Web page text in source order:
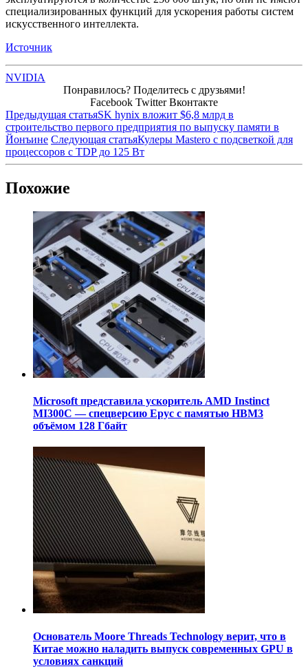
специализированных функций для ускорения работы систем
искусственного интеллекта.
Источник
NVIDIA
Понравилось? Поделитесь с друзьями!
Facebook Twitter Вконтакте
Предыдущая статьяSK hynix вложит $6,8 млрд в
строительство первого предприятия по выпуску памяти в
Йонъине Следующая статьяКулеры Mastero с подсветкой для
процессоров с TDP до 125 Вт
Похожие
Microsoft представила ускоритель AMD Instinct
MI300C — спецверсию Epyc с памятью HBM3
объёмом 128 Гбайт
Основатель Moore Threads Technology верит, что в
Китае можно наладить выпуск современных GPU в
условиях санкций